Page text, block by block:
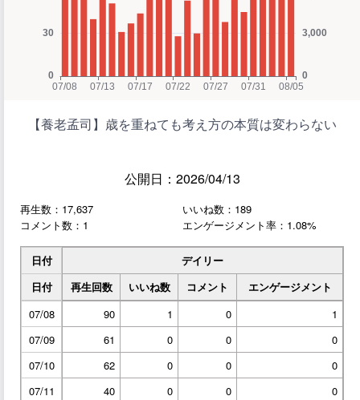
【養老孟司】歳を重ねても考え方の本質は変わらない
公開日：2026/04/13
再生数：17,637
いいね数：189
コメント数：1
エンゲージメント率：1.08%
日付
デイリー
日付
再生回数 いいね数 コメント
エンゲージメント
07/08
90 1 0
1
07/09
61 0 0
0
07/10
62 0 0
0
07/11
40 0 0
0